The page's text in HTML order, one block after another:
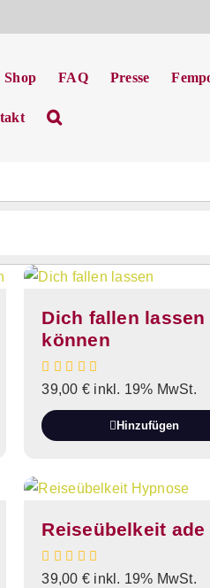
Shop FAQ Presse
Dich fallen lassen
können
39,00 € inkl. 19% MwSt.
Hinzufügen
Reiseübelkeit ade
39,00 € inkl. 19% MwSt.